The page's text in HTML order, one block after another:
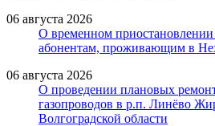
06 августа 2026
О временном приостановлении
абонентам, проживающим в
06 августа 2026
О проведении плановых
газопроводов в р.п. Линёво
Волгоградской области